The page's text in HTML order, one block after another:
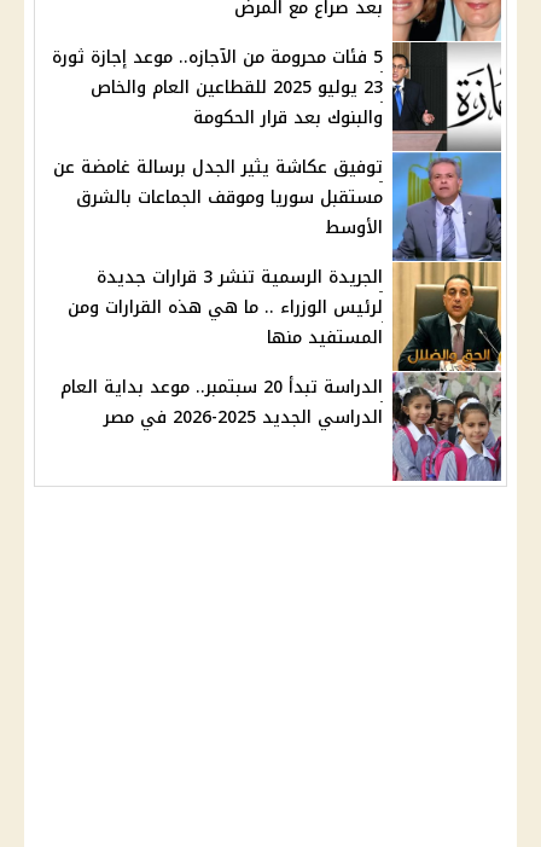
بعد صراع مع المرض
5 فئات محرومة من الآجازه.. موعد إجازة ثورة
23 يوليو 2025 للقطاعين العام والخاص
والبنوك بعد قرار الحكومة
توفيق عكاشة يثير الجدل برسالة غامضة عن
مستقبل سوريا وموقف الجماعات بالشرق
الأوسط
الجريدة الرسمية تنشر 3 قرارات جديدة
لرئيس الوزراء .. ما هي هذه القرارات ومن
المستفيد منها
الدراسة تبدأ 20 سبتمبر.. موعد بداية العام
الدراسي الجديد 2025-2026 في مصر